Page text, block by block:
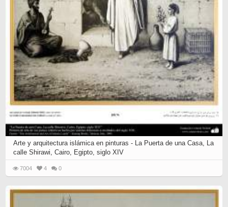
Arte y arquitectura islámica en pinturas - La Puerta de una Casa, La
calle Shirawi, Cairo, Egipto, siglo XIV
7004 4 0